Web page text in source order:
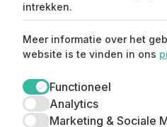
eerste aankoop.
intrekken.
Meer informatie over het
website is te vinden in ons
Functioneel
Analytics
Marketing & Sociale